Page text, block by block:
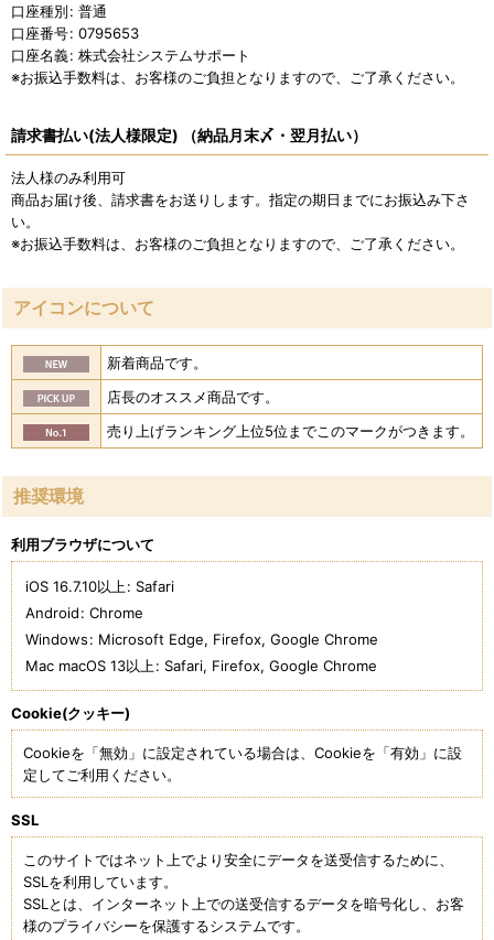
口座種別: 普通
口座番号: 0795653
口座名義: 株式会社システムサポート
※お振込手数料は、お客様のご負担となりますので、ご了承ください。
請求書払い(法人様限定) （納品月末〆・翌月払い）
法人様のみ利用可
商品お届け後、請求書をお送りします。指定の期日までにお振込み下さ
い。
※お振込手数料は、お客様のご負担となりますので、ご了承ください。
アイコンについて
新着商品です。
店長のオススメ商品です。
売り上げランキング上位5位までこのマークがつきます。
推奨環境
利用ブラウザについて
iOS 16.7.10以上: Safari
Android: Chrome
Windows: Microsoft Edge, Firefox, Google Chrome
Mac macOS 13以上: Safari, Firefox, Google Chrome
Cookie(クッキー)
Cookieを「無効」に設定されている場合は、Cookieを「有効」に設
定してご利用ください。
SSL
このサイトではネット上でより安全にデータを送受信するために、
SSLを利用しています。
SSLとは、インターネット上での送受信するデータを暗号化し、お客
様のプライバシーを保護するシステムです。